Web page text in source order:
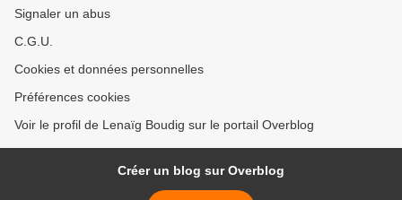
Signaler un abus
C.G.U.
Cookies et données personnelles
Préférences cookies
Voir le profil de Lenaïg Boudig sur le portail Overblog
Créer un blog sur Overblog